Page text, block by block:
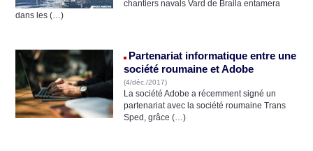
chantiers navals Vard de Braila entamera
dans les (…)
Partenariat informatique entre une
société roumaine et Adobe
(4/déc./2017)
La société Adobe a récemment signé un
partenariat avec la société roumaine Trans
Sped, grâce (…)